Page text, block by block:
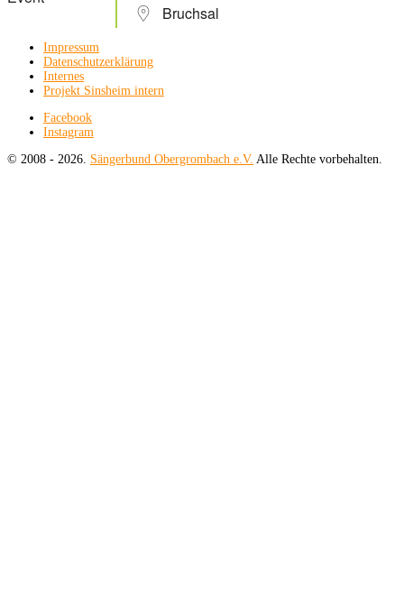
Bruchsal
Impressum
Datenschutzerklärung
Internes
Projekt Sinsheim intern
Facebook
Instagram
© 2008 - 2026. Sängerbund Obergrombach e.V. Alle Rechte vorbehalten.